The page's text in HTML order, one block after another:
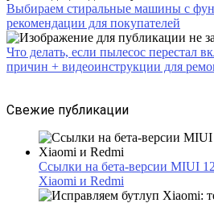
Выбираем стиральные машины с
рекомендации для покупателей
Что делать, если пылесос перестал
причин + видеоинструкции для
Свежие публикации
Ссылки на бета-версии MIUI
Xiaomi и Redmi